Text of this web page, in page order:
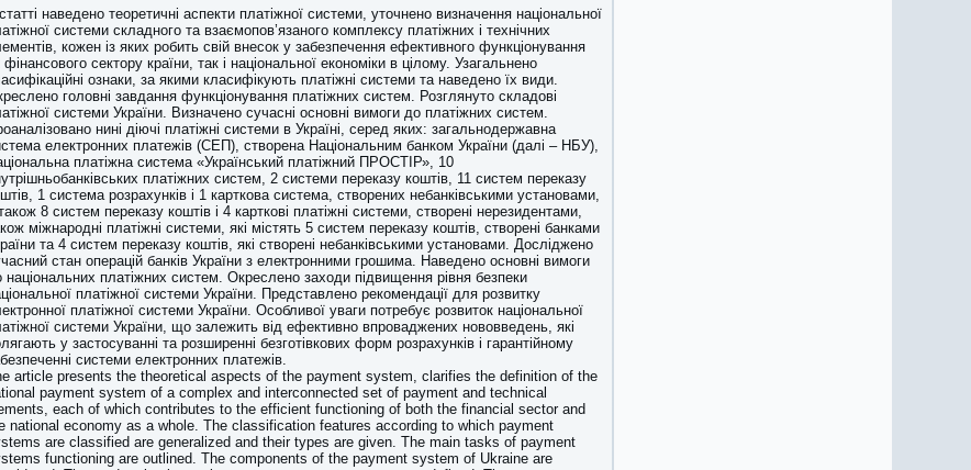
наведено теоретичні аспекти платіжної системи, уточнено визначення національної
системи складного та взаємопов’язаного комплексу платіжних і технічних
кожен із яких робить свій внесок у забезпечення ефективного функціонування
фінансового сектору країни, так і національної економіки в цілому. Узагальнено
ознаки, за якими класифікують платіжні системи та наведено їх види.
головні завдання функціонування платіжних систем. Розглянуто складові
системи України. Визначено сучасні основні вимоги до платіжних систем.
нині діючі платіжні системи в Україні, серед яких: загальнодержавна
електронних платежів (СЕП), створена Національним банком України (далі – НБУ),
платіжна система «Український платіжний ПРОСТІР», 10
платіжних систем, 2 системи переказу коштів, 11 систем переказу
1 система розрахунків і 1 карткова система, створених небанківськими установами,
8 систем переказу коштів і 4 карткові платіжні системи, створені нерезидентами,
міжнародні платіжні системи, які містять 5 систем переказу коштів, створені банками
та 4 систем переказу коштів, які створені небанківськими установами. Досліджено
стан операцій банків України з електронними грошима. Наведено основні вимоги
національних платіжних систем. Окреслено заходи підвищення рівня безпеки
платіжної системи України. Представлено рекомендації для розвитку
платіжної системи України. Особливої уваги потребує розвиток національної
системи України, що залежить від ефективно впроваджених нововведень, які
у застосуванні та розширенні безготівкових форм розрахунків і гарантійному
системи електронних платежів.
article presents the theoretical aspects of the payment system, clarifies the definition of the
payment system of a complex and interconnected set of payment and technical
each of which contributes to the efficient functioning of both the financial sector and
national economy as a whole. The classification features according to which payment
are classified are generalized and their types are given. The main tasks of payment
functioning are outlined. The components of the payment system of Ukraine are